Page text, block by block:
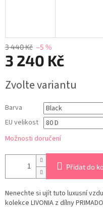
3 440 Kč –5 %
3 240 Kč
cena:
Zvolte variantu
Barva
EU velikost
Možnosti doručení
Přidat do
Nenechte si ujít tuto luxusní
kolekce LIVONIA z dílny